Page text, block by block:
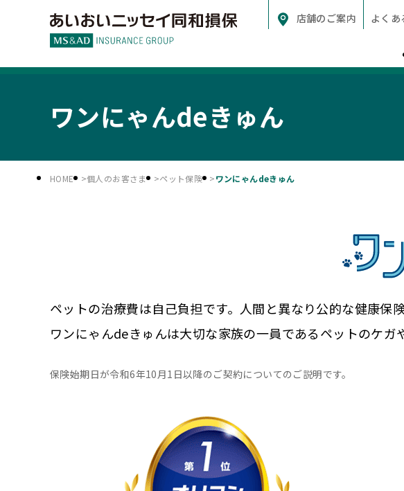
店舗のご案内 よくあ
ワンにゃんdeきゅん
HOME 個人のお客さま ペット保険 ワンにゃんdeきゅん
ペットの治療費は自己負担です。人間と異なり公的な健康保
ワンにゃんdeきゅんは大切な家族の一員であるペットのケガ
保険始期日が令和6年10月1日以降のご契約についてのご説明です。